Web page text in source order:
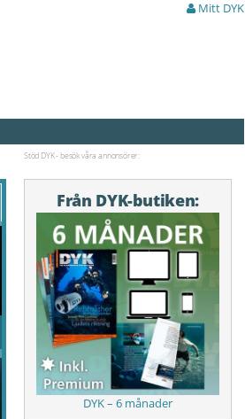
Mitt DYK
Stöd DYK - besök våra annonsörer:
Från DYK-butiken:
DYK – 6 månader